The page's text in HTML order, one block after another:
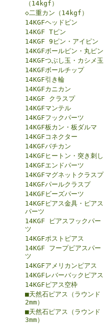
（14kgf）
◇二重カン（14kgf）
14KGFヘッドピン
14KGF Tピン
14KGF 9ピン・アイピン
14KGFボールピン・丸ピン
14KGFつぶし玉・カシメ玉
14KGFボールチップ
14KGF引き輪
14KGFカニカン
14KGF クラスプ
14KGFマンテル
14KGFフックパーツ
14KGF板カン・板ダルマ
14KGFコネクター
14KGFバチカン
14KGFヒートン・突き刺し
14KGFエンドパーツ
14KGFマグネットクラスプ
14KGFパールクラスプ
14KGFビーズパーツ
14KGFピアス金具・ピアス
パーツ
14KGF ピアスフックパー
ツ
14KGFポストピアス
14KGF フープピアスパー
ツ
14KGFアメリカンピアス
14KGFレバーバックピアス
14KGFピアス空枠
■天然石ピアス（ラウンド
2mm）
■天然石ピアス（ラウンド
3mm）